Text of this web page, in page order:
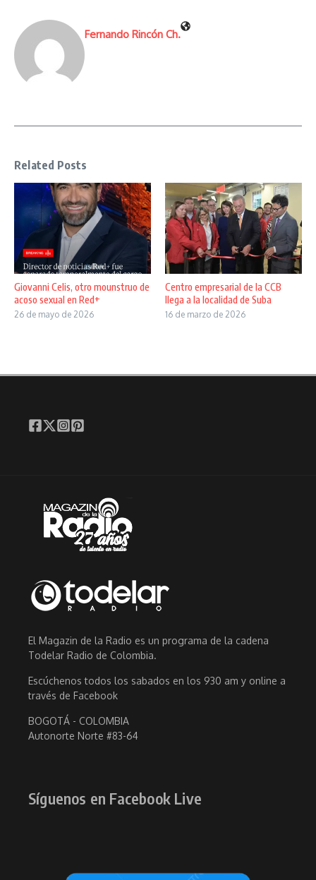
Fernando Rincón Ch.
Related Posts
Giovanni Celis, otro mounstruo de
acoso sexual en Red+
26 de mayo de 2026
Centro empresarial de la CCB
llega a la localidad de Suba
16 de marzo de 2026
El Magazin de la Radio es un programa de la cadena
Todelar Radio de Colombia.
Escúchenos todos los sabados en los 930 am y online a
través de Facebook
BOGOTÁ - COLOMBIA
Autonorte Norte #83-64
Síguenos en Facebook Live